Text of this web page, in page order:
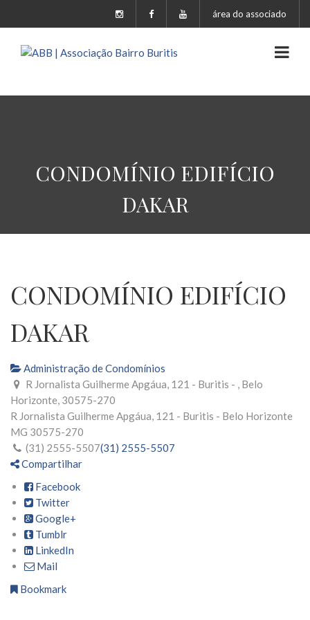
área do associado
CONDOMÍNIO EDIFÍCIO
DAKAR
CONDOMÍNIO EDIFÍCIO
DAKAR
Administração de Condomínios
R Jornalista Guilherme Apgáua, 121 - Buritis - , Belo
Horizonte, 30575-270
R Jornalista Guilherme Apgáua, 121 - Buritis - Belo Horizonte
MG 30575-270
(31) 2555-5507(31) 2555-5507
Compartilhar
Facebook
Twitter
Google+
Tumblr
LinkedIn
Mail
Bookmark